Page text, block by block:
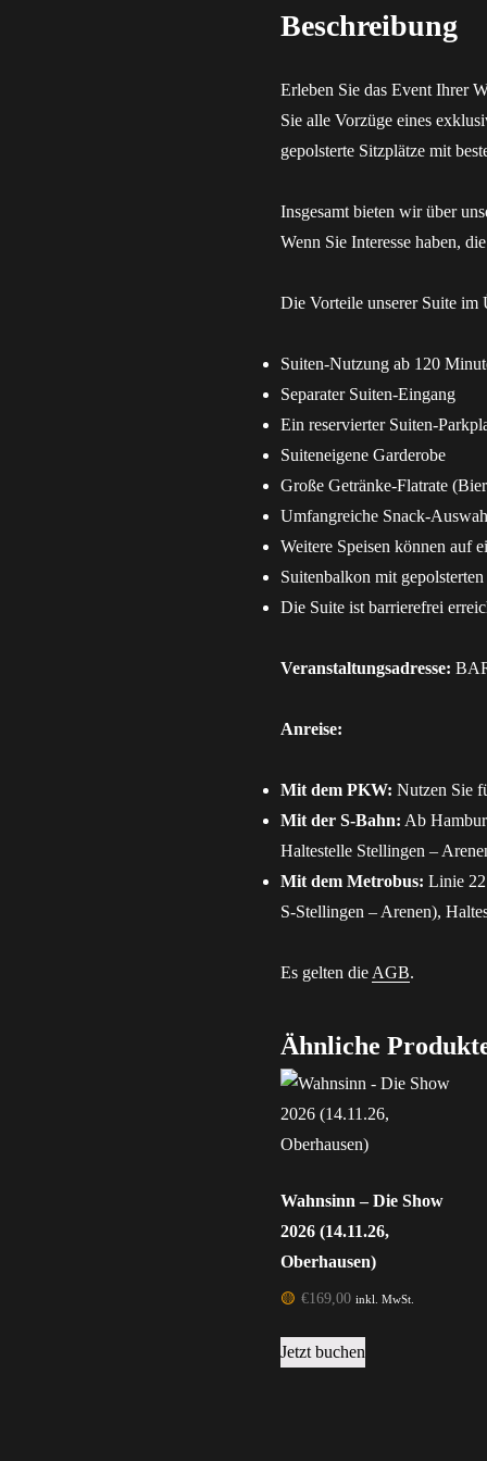
Beschreibung
Erleben Sie das Event Ihrer
Sie alle Vorzüge eines
gepolsterte Sitzplätze mit
Insgesamt bieten wir über
Wenn Sie Interesse haben,
Die Vorteile unserer Suite im
Suiten-Nutzung ab 120
Separater Suiten-Eingang
Ein reservierter Suiten-
Suiteneigene Garderobe
Große Getränke-Flatrate
Umfangreiche Snack-
Weitere Speisen können auf
Suitenbalkon mit
Die Suite ist barrierefrei
Veranstaltungsadresse:
Anreise:
Mit dem PKW: Nutzen Sie
Mit der S-Bahn: Ab
Haltestelle Stellingen –
Mit dem Metrobus: Linie
S-Stellingen – Arenen),
Es gelten die AGB.
Ähnliche
Wahnsinn – Die Show
2026 (14.11.26,
Oberhausen)
🟡 €169,00 inkl. MwSt.
Jetzt buchen